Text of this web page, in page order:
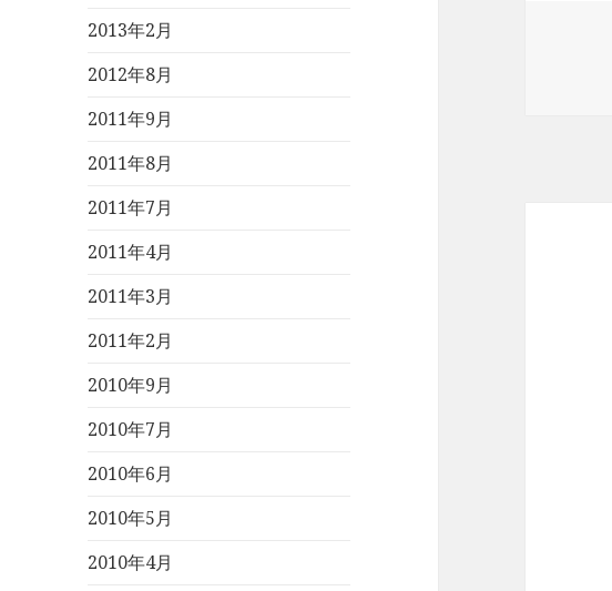
2013年2月
2012年8月
2011年9月
2011年8月
2011年7月
2011年4月
2011年3月
2011年2月
2010年9月
2010年7月
2010年6月
2010年5月
2010年4月